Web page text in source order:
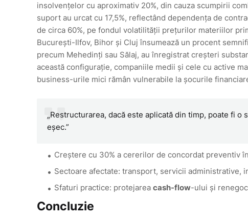
insolvențelor cu aproximativ 20%, din cauza scumpirii
suport au urcat cu 17,5%, reflectând dependența de
de circa 60%, pe fondul volatilității prețurilor materiilor
București-Ilfov, Bihor și Cluj însumează un procent
precum Mehedinți sau Sălaj, au înregistrat creșteri
această configurație, companiile medii și cele cu active
business-urile mici rămân vulnerabile la șocurile
„Restructurarea, dacă este aplicată din timp, poate fi
eșec.”
Creștere cu 30% a cererilor de concordat preventiv
Sectoare afectate: transport, servicii administrative,
Sfaturi practice: protejarea cash-flow-ului și
Concluzie